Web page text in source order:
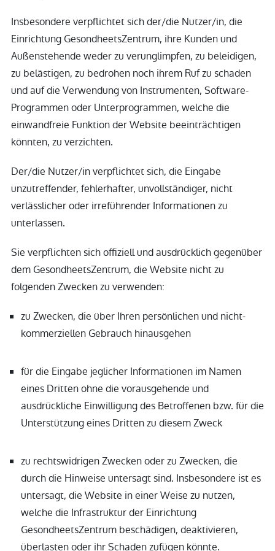
Insbesondere verpflichtet sich der/die Nutzer/in, die
Einrichtung GesondheetsZentrum, ihre Kunden und
Außenstehende weder zu verunglimpfen, zu beleidigen,
zu belästigen, zu bedrohen noch ihrem Ruf zu schaden
und auf die Verwendung von Instrumenten, Software-
Programmen oder Unterprogrammen, welche die
einwandfreie Funktion der Website beeinträchtigen
könnten, zu verzichten.
Der/die Nutzer/in verpflichtet sich, die Eingabe
unzutreffender, fehlerhafter, unvollständiger, nicht
verlässlicher oder irreführender Informationen zu
unterlassen.
Sie verpflichten sich offiziell und ausdrücklich gegenüber
dem GesondheetsZentrum, die Website nicht zu
folgenden Zwecken zu verwenden:
zu Zwecken, die über Ihren persönlichen und nicht-
kommerziellen Gebrauch hinausgehen
für die Eingabe jeglicher Informationen im Namen
eines Dritten ohne die vorausgehende und
ausdrückliche Einwilligung des Betroffenen bzw. für die
Unterstützung eines Dritten zu diesem Zweck
zu rechtswidrigen Zwecken oder zu Zwecken, die
durch die Hinweise untersagt sind. Insbesondere ist es
untersagt, die Website in einer Weise zu nutzen,
welche die Infrastruktur der Einrichtung
GesondheetsZentrum beschädigen, deaktivieren,
überlasten oder ihr Schaden zufügen könnte.